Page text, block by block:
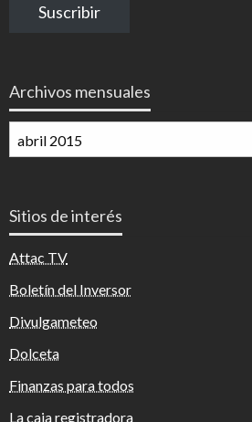
electrónico
Suscribir
Archivos mensuales
mensuales
Sitios de interés
Attac TV
Boletín del Inversor
Divulgameteo
Dolceta
Finanzas para todos
La caja registradora